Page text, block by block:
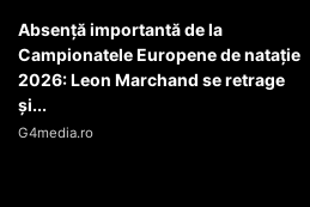
Absență importantă de la
Campionatele Europene de natație
2026: Leon Marchand se retrage
și...
G4media.ro